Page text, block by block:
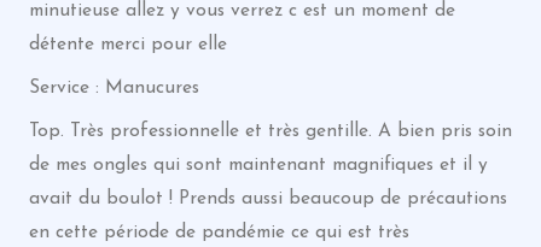
minutieuse allez y vous verrez c est un moment de
détente merci pour elle
Service : Manucures
Top. Très professionnelle et très gentille. A bien pris soin
de mes ongles qui sont maintenant magnifiques et il y
avait du boulot ! Prends aussi beaucoup de précautions
en cette période de pandémie ce qui est très